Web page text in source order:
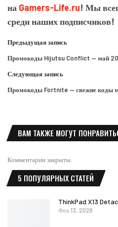
на Gamers-Life.ru! Мы
среди наших подписчиков!
Предыдущая запись
Промокоды Hijutsu Conflict — май
Следующая запись
Промокоды Fortnite — свежие коды
ВАМ ТАКЖЕ МОГУТ
Комментарии закрыты.
5 ПОПУЛЯРНЫХ СТАТЕЙ
ThinkPad X13
Фев 13, 2026